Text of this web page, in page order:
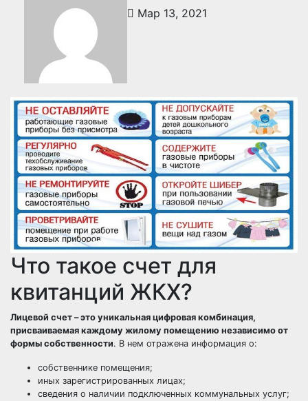
Мар 13, 2021
Что такое счет для
квитанций ЖКХ?
Лицевой счет – это уникальная цифровая комбинация,
присваиваемая каждому жилому помещению независимо от
формы собственности. В нем отражена информация о:
собственнике помещения;
иных зарегистрированных лицах;
сведения о наличии подключенных коммунальных услуг;